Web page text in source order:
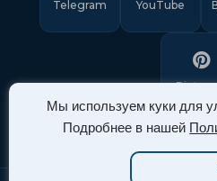
Мы используем куки для
Подробнее в нашей
Telegram YouTube